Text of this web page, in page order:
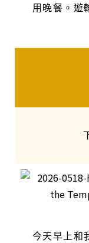
用晚餐。遊
今天早上和